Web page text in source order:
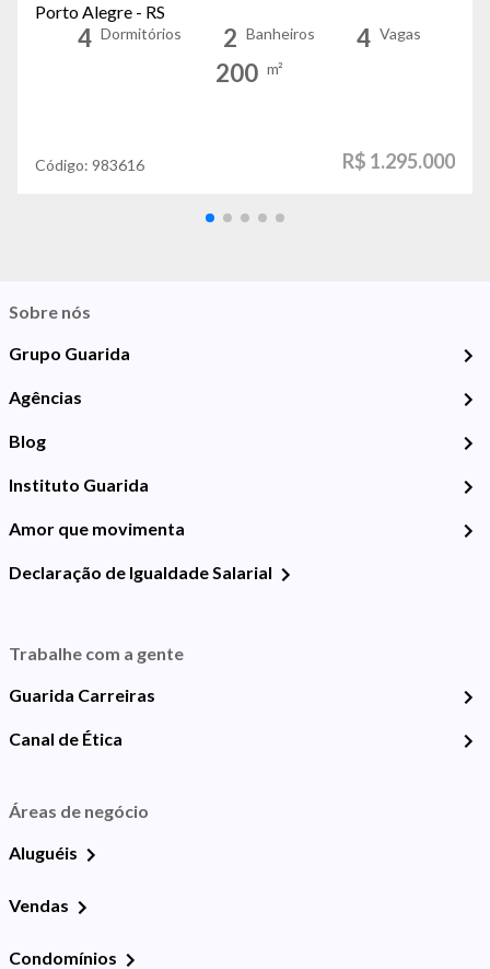
Porto Alegre - RS
4 Dormitórios 2 Banheiros 4 Vagas
200 m²
Código: 983616 R$ 1.295.000
Sobre nós
Grupo Guarida
Agências
Blog
Instituto Guarida
Amor que movimenta
Declaração de Igualdade Salarial
Trabalhe com a gente
Guarida Carreiras
Canal de Ética
Áreas de negócio
Aluguéis
Vendas
Condomínios